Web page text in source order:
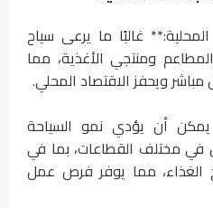
غالبًا ما يرعى سياح
ومنتجي الأغذية، مما
ويحفز الاقتصاد المحلي.
أن يؤدي نمو السياحة
في مختلف القطاعات، بما في
الغذاء، مما يوفر فرص عمل